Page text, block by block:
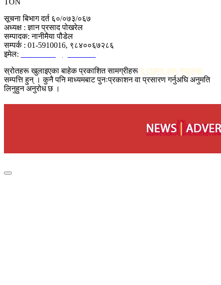
सूचना बिभाग दर्त ६०/०७३/०६७
अध्यक्ष : ज्ञान प्रसाद पोखरेल
सम्पादक: नानीमैया पौडेल
सम्पर्क : 01-5910016, ९८४००६७२८६
इमेल:
स्रोतहरू खुलाइएका बाहेक प्रकाशित सामग्रीहरू द टाइम्स अफ नेपालका
सम्पत्ति हुन् । कुनै पनि माध्यमबाट पुनःप्रकाशन वा प्रसारण गर्नुअघि अनुमति
लिनुहुन अनुरोध छ ।